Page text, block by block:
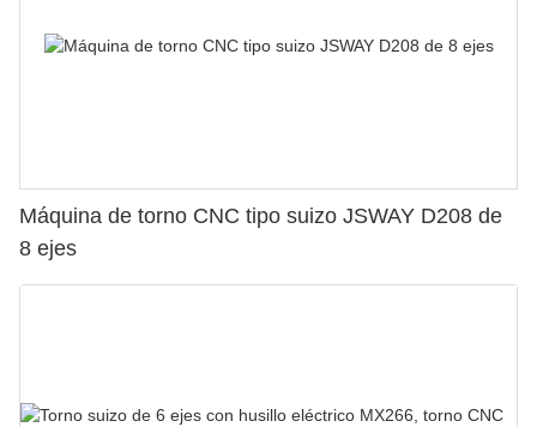
Máquina de torno CNC tipo suizo JSWAY D208 de
8 ejes